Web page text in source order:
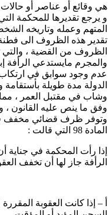
هي وقائع أو عناصر أو
و يرجع تقديرها للمحكمة
المتهم وعمله وتاريخه
تقدير هذه الظروف الى
الظروف من القضية ،
والمجرم مايستدعي الرأفة
عدم وجود سوابق في ارتكاب
الدولة مدة طويلة
وشاب في مقتبل العمر ،
وفق ما ينص عليه القانون ،
وتوفر ظرف قضائي مخفف
المادة 98 التي قالت :
إذا رأت المحكمة في
الرأفة جاز لھا أن تخفف
أ – إذا كانت العقوبة